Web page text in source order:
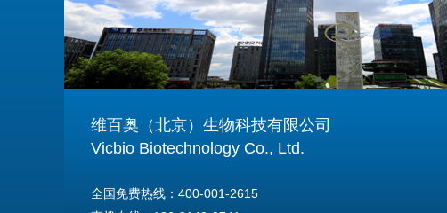
维百奥（北京）生物科技有限公司
Vicbio Biotechnology Co., Ltd.
全国免费热线：400-001-2615